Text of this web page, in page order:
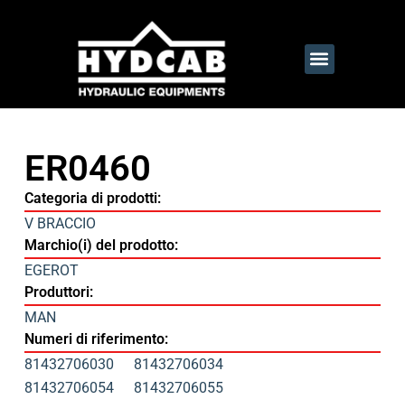
ER0460
Categoria di prodotti:
V BRACCIO
Marchio(i) del prodotto:
EGEROT
Produttori:
MAN
Numeri di riferimento:
81432706030
81432706034
81432706054
81432706055